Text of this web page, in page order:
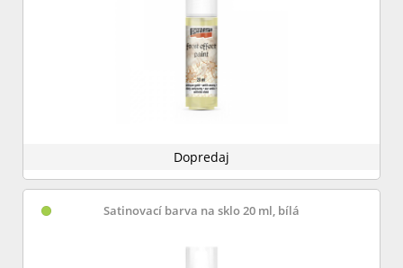
Dopredaj
Satinovací barva na sklo 20 ml, bílá